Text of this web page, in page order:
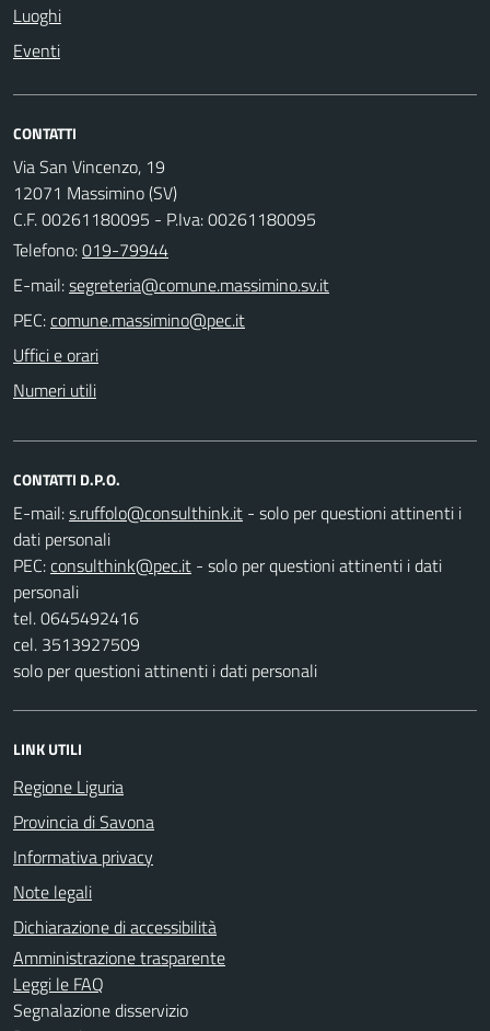
Luoghi
Eventi
CONTATTI
Via San Vincenzo, 19
12071 Massimino (SV)
C.F. 00261180095 - P.Iva: 00261180095
Telefono:019-79944
E-mail:
PEC:
Uffici e orari
Numeri utili
CONTATTI D.P.O.
E-mail:
- solo per questioni attinenti i
dati personali
PEC:
- solo per questioni attinenti i dati
personali
tel. 0645492416
cel. 3513927509
solo per questioni attinenti i dati personali
LINK UTILI
Regione Liguria
Provincia di Savona
Informativa privacy
Note legali
Dichiarazione di accessibilità
Amministrazione trasparente
Leggi le FAQ
Segnalazione disservizio